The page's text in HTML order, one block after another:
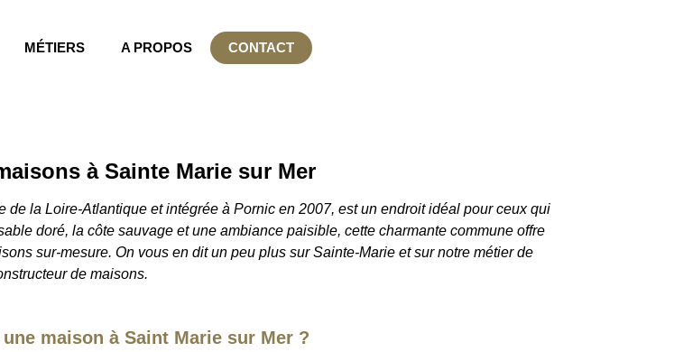
MÉTIERS A PROPOS
CONTACT
à Sainte Marie sur Mer
la Loire-Atlantique et intégrée à Pornic en 2007, est un endroit idéal pour ceux qui
doré, la côte sauvage et une ambiance paisible, cette charmante commune offre
sur-mesure. On vous en dit un peu plus sur Sainte-Marie et sur notre métier de
de maisons.
maison à Saint Marie sur Mer ?